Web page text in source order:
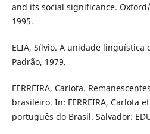
and its social significance.
1995.
ELIA, Sílvio. A unidade linguística
Padrão, 1979.
FERREIRA, Carlota.
brasileiro. In: FERREIRA, Carlota
português do Brasil. Salvador: